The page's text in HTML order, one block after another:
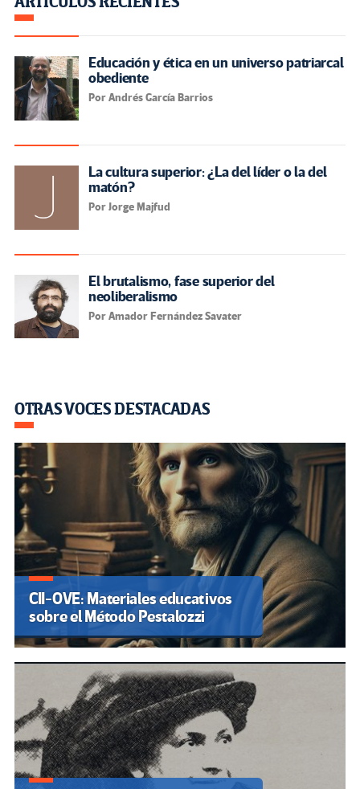
Educación y ética en un universo patriarcal
obediente
Por Andrés García Barrios
La cultura superior: ¿La del líder o la del
matón?
Por Jorge Majfud
El brutalismo, fase superior del
neoliberalismo
Por Amador Fernández Savater
OTRAS VOCES DESTACADAS
CII-OVE: Materiales educativos
sobre el Método Pestalozzi